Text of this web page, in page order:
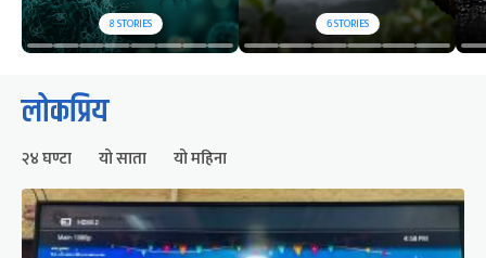
8STORIES 6STORIES
लोकप्रिय
२४ घण्टा यो साता यो महिना